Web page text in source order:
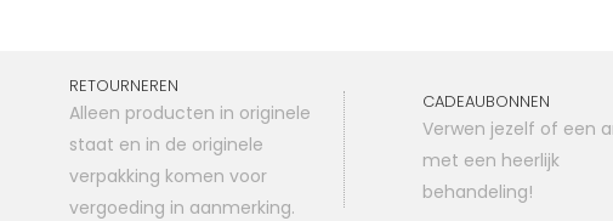
RETOURNEREN
Alleen producten in originele
staat en in de originele
verpakking komen voor
vergoeding in aanmerking.
CADEAUBONNEN
Verwen jezelf of een
met een heerlijk
behandeling!